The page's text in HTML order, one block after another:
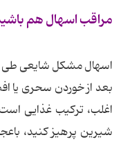
مراقب اسهال هم
اسهال مشکل شایعی طی
بعد از خوردن سحری یا
اغلب، ترکیب غذایی
شیرین پرهیز کنید،